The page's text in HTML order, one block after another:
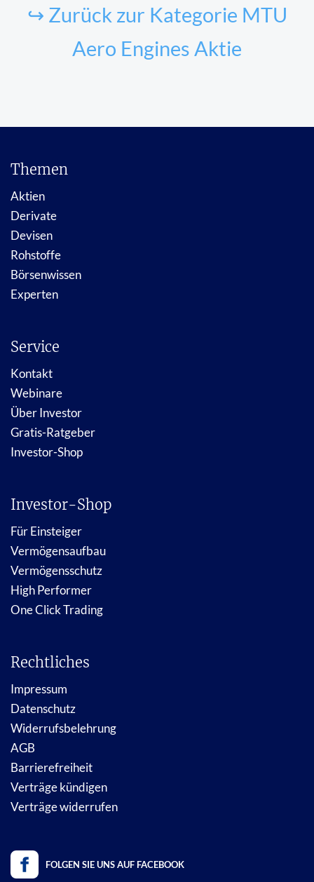
↪ Zurück zur Kategorie MTU
Aero Engines Aktie
Themen
Aktien
Derivate
Devisen
Rohstoffe
Börsenwissen
Experten
Service
Kontakt
Webinare
Über Investor
Gratis-Ratgeber
Investor-Shop
Investor-Shop
Für Einsteiger
Vermögensaufbau
Vermögensschutz
High Performer
One Click Trading
Rechtliches
Impressum
Datenschutz
Widerrufsbelehrung
AGB
Barrierefreiheit
Verträge kündigen
Verträge widerrufen
FOLGEN SIE UNS AUF FACEBOOK